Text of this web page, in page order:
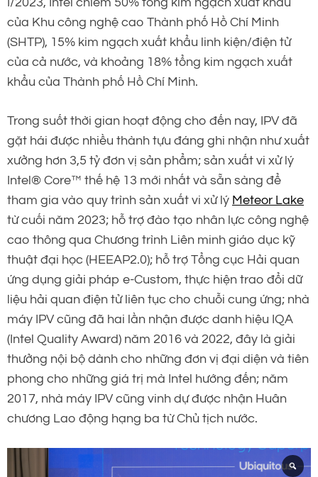
I/2023, Intel chiếm 50% tổng kim ngạch xuất khẩu
của Khu công nghệ cao Thành phố Hồ Chí Minh
(SHTP), 15% kim ngạch xuất khẩu linh kiện/điện tử
của cả nước, và khoảng 18% tổng kim ngạch xuất
khẩu của Thành phố Hồ Chí Minh.
Trong suốt thời gian hoạt động cho đến nay, IPV đã
gặt hái được nhiều thành tựu đáng ghi nhận như xuất
xưởng hơn 3,5 tỷ đơn vị sản phẩm; sản xuất vi xử lý
Intel® Core™ thế hệ 13 mới nhất và sẵn sàng để
tham gia vào quy trình sản xuất vi xử lý Meteor Lake
từ cuối năm 2023; hỗ trợ đào tạo nhân lực công nghệ
cao thông qua Chương trình Liên minh giáo dục kỹ
thuật đại học (HEEAP2.0); hỗ trợ Tổng cục Hải quan
ứng dụng giải pháp e-Custom, thực hiện trao đổi dữ
liệu hải quan điện tử liên tục cho chuỗi cung ứng; nhà
máy IPV cũng đã hai lần nhận được danh hiệu IQA
(Intel Quality Award) năm 2016 và 2022, đây là giải
thưởng nội bộ dành cho những đơn vị đại diện và tiên
phong cho những giá trị mà Intel hướng đến; năm
2017, nhà máy IPV cũng vinh dự được nhận Huân
chương Lao động hạng ba từ Chủ tịch nước.